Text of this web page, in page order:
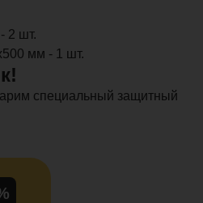
2 шт.
мм - 1 шт.
специальный защитный